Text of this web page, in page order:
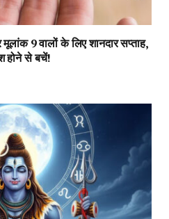
9 वालों के लिए शानदार सप्ताह,
होने से बचें!